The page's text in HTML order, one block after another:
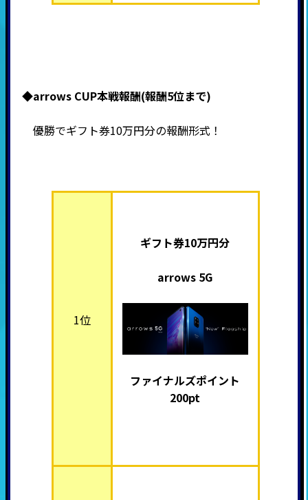
◆arrows CUP本戦報酬(報酬5位まで)
優勝でギフト券10万円分の報酬形式！
1位
ギフト券10万円分
arrows 5G
ファイナルズポイント
200pt